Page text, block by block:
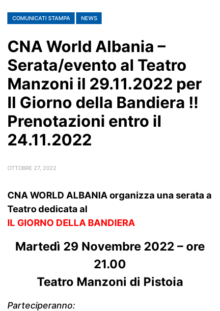
COMUNICATI STAMPA NEWS
CNA World Albania –
Serata/evento al Teatro
Manzoni il 29.11.2022 per
Il Giorno della Bandiera !!
Prenotazioni entro il
24.11.2022
OTTOBRE 27, 2022
CNA WORLD ALBANIA organizza una serata a
Teatro dedicata al
IL GIORNO DELLA BANDIERA
Martedì 29 Novembre 2022 – ore
21.00
Teatro Manzoni di Pistoia
Parteciperanno: